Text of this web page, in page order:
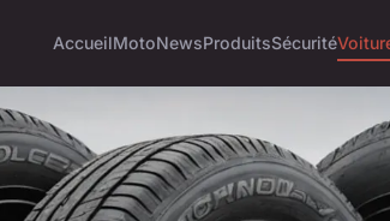
AccueilMotoNewsProduitsSécurité